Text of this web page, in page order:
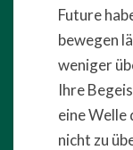
Future
bewegen
weniger
Ihre
eine Welle
nicht zu